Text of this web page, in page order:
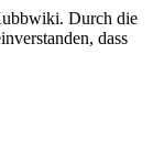
Durch die
dass